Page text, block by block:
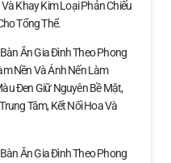
Khay Kim Loại Phản Chiếu
Tổng Thể.
Ăn Gia Đình Theo Phong
Nền Và Ánh Nến Làm
Đen Giữ Nguyên Bề Mặt,
Tâm, Kết Nối Hoa Và
Ăn Gia Đình Theo Phong